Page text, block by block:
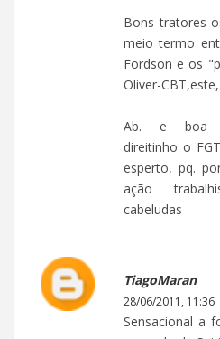
Bons tratores
meio termo
Fordson e os
Oliver-
Ab. e boa
direitinho o
esperto, pq.
ação
cabeludas
TiagoMaran
28/06/2011, 11:36
Sensacional a